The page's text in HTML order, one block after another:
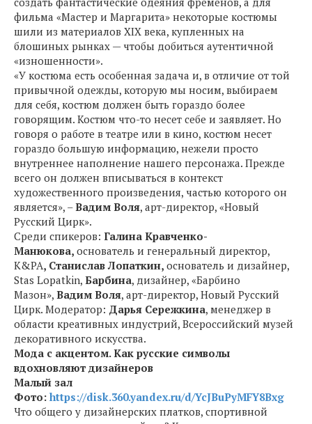
фильма «Мастер и Маргарита» некоторые костюмы
шили из материалов XIX века, купленных на
блошиных рынках — чтобы добиться аутентичной
«изношенности».
«У костюма есть особенная задача и, в отличие от той
привычной одежды, которую мы носим, выбираем
для себя, костюм должен быть гораздо более
говорящим. Костюм что-то несет себе и заявляет. Но
говоря о работе в театре или в кино, костюм несет
гораздо большую информацию, нежели просто
внутреннее наполнение нашего персонажа. Прежде
всего он должен вписываться в контекст
художественного произведения, частью которого он
является», –Вадим Воля, арт-директор, «Новый
Русский Цирк».
Среди спикеров: Галина Кравченко-
Манюкова, основатель и генеральный директор,
K&PA, Станислав Лопаткин, основатель и дизайнер,
Stas Lopatkin, Барбина, дизайнер, «Барбино
Мазон», Вадим Воля, арт-директор, Новый Русский
Цирк. Модератор: Дарья Сережкина, менеджер в
области креативных индустрий, Всероссийский музей
декоративного искусства.
Мода с акцентом. Как русские символы
вдохновляют дизайнеров
Малый зал
Фото: https://disk.360.yandex.ru/d/YcJBuPyMFY8Bxg
Что общего у дизайнерских платков, спортивной